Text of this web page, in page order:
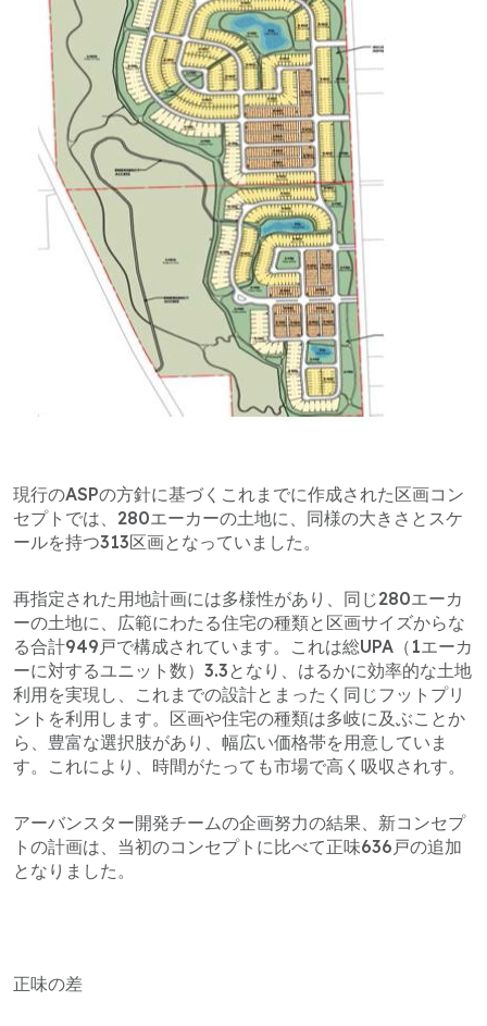
現行のASPの方針に基づくこれまでに作成された区画コン
セプトでは、280エーカーの土地に、同様の大きさとスケ
ールを持つ313区画となっていました。
再指定された用地計画には多様性があり、同じ280エーカ
ーの土地に、広範にわたる住宅の種類と区画サイズからな
る合計949戸で構成されています。これは総UPA（1エーカ
ーに対するユニット数）3.3となり、はるかに効率的な土地
利用を実現し、これまでの設計とまったく同じフットプリ
ントを利用します。区画や住宅の種類は多岐に及ぶことか
ら、豊富な選択肢があり、幅広い価格帯を用意していま
す。これにより、時間がたっても市場で高く吸収されす。
アーバンスター開発チームの企画努力の結果、新コンセプ
トの計画は、当初のコンセプトに比べて正味636戸の追加
となりました。
正味の差